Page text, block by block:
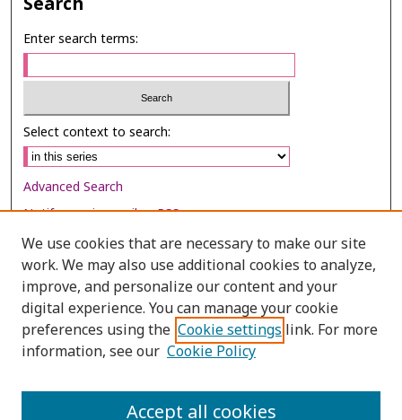
Enter search terms:
Select context to search:
Advanced Search
Notify me via email orRSS
Browse
Collections
Disciplines
Authors
We use cookies that are necessary to make our site
work. We may also use additional cookies to analyze,
improve, and personalize our content and your
digital experience. You can manage your cookie
preferences using the Cookie settings link. For more
information, see our Cookie Policy
Accept all cookies